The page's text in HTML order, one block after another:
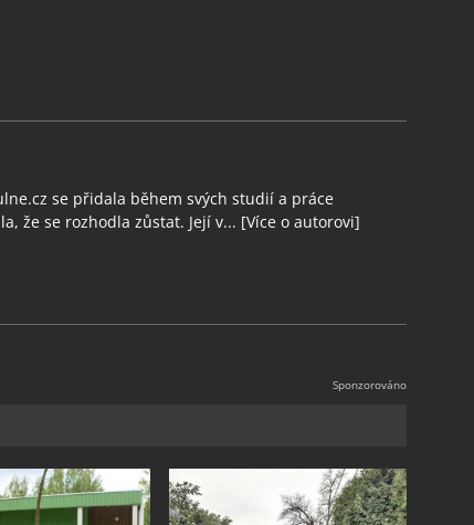
se přidala během svých studií a práce
že se rozhodla zůstat. Její v... [Více o autorovi]